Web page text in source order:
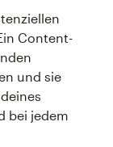
Content-
und sie
bei jedem